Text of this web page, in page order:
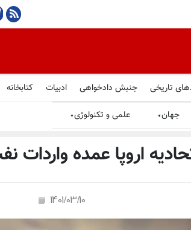
گزارش وقوع دو انفجار در نزدیکی یک نفتکش هنگام عبور
تاریخی جنبش دادخواهی ادبیات کتابخانه
جهان▼ علمی و تکنولوژی▼
اروپا عمده واردات
1401/03/10